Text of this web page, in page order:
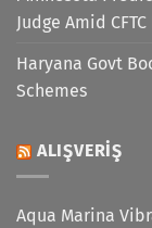
Judge Amid
Haryana Govt
Schemes
ALIŞVERIŞ
Aqua Marina